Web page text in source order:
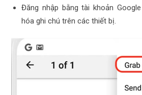
Đăng nhập bằng tài khoản
hóa ghi chú trên các thiết bị.